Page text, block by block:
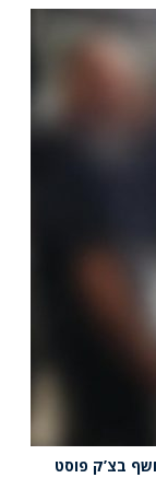
בצ’ק פוסט